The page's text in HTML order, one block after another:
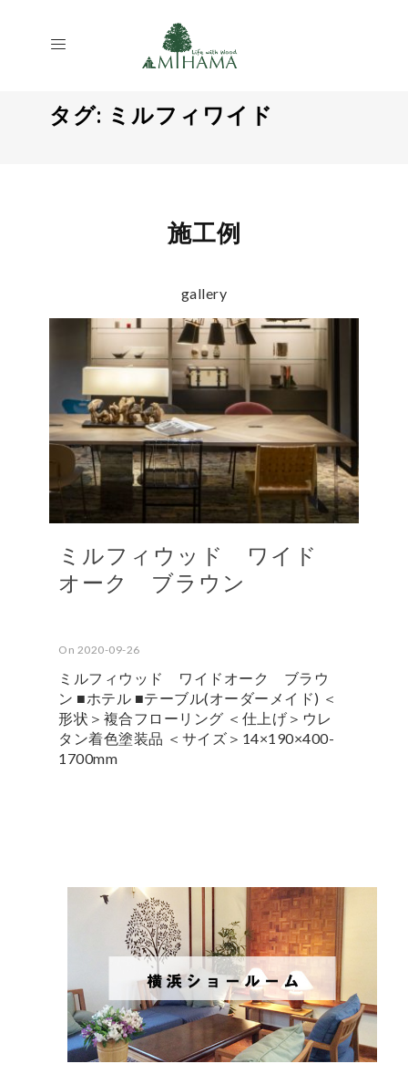
タグ: ミルフィワイド
施工例
gallery
ミルフィウッド ワイド
オーク ブラウン
On 2020-09-26
ミルフィウッド ワイドオーク ブラウ
ン ■ホテル ■テーブル(オーダーメイド) ＜
形状＞複合フローリング ＜仕上げ＞ウレ
タン着色塗装品 ＜サイズ＞14×190×400-
1700mm